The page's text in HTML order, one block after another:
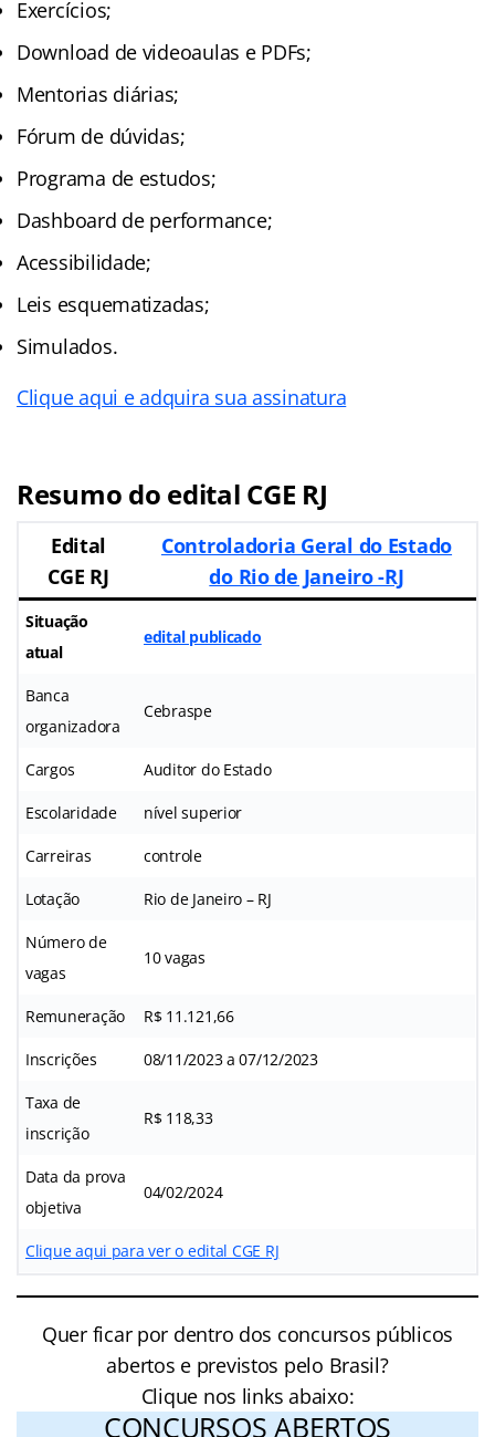
Exercícios;
Download de videoaulas e PDFs;
Mentorias diárias;
Fórum de dúvidas;
Programa de estudos;
Dashboard de performance;
Acessibilidade;
Leis esquematizadas;
Simulados.
Clique aqui e adquira sua assinatura
Resumo do edital CGE RJ
Edital
CGE RJ
Controladoria Geral do Estado
do Rio de Janeiro -RJ
Situação
atual
edital publicado
Banca
organizadora
Cebraspe
Cargos Auditor do Estado
Escolaridade nível superior
Carreiras controle
Lotação Rio de Janeiro – RJ
Número de
vagas
10 vagas
Remuneração R$ 11.121,66
Inscrições 08/11/2023 a 07/12/2023
Taxa de
inscrição
R$ 118,33
Data da prova
objetiva
04/02/2024
Clique aqui para ver o edital CGE RJ
Quer ficar por dentro dos concursos públicos
abertos e previstos pelo Brasil?
Clique nos links abaixo:
CONCURSOS ABERTOS